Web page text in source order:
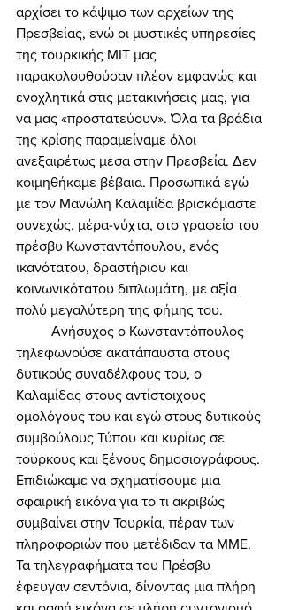
αρχίσει το κάψιμο των αρχείων της
Πρεσβείας, ενώ οι μυστικές υπηρεσίες
της τουρκικής ΜΙΤ μας
παρακολουθούσαν πλέον εμφανώς και
ενοχλητικά στις μετακινήσεις μας, για
να μας «προστατεύουν». Όλα τα βράδια
της κρίσης παραμείναμε όλοι
ανεξαιρέτως μέσα στην Πρεσβεία. Δεν
κοιμηθήκαμε βέβαια. Προσωπικά εγώ
με τον Μανώλη Καλαμίδα βρισκόμαστε
συνεχώς, μέρα-νύχτα, στο γραφείο του
πρέσβυ Κωνσταντόπουλου, ενός
ικανότατου, δραστήριου και
κοινωνικότατου διπλωμάτη, με αξία
πολύ μεγαλύτερη της φήμης του.
τηλεφωνούσε ακατάπαυστα στους
δυτικούς συναδέλφους του, ο
Καλαμίδας στους αντίστοιχους
ομολόγους του και εγώ στους δυτικούς
συμβούλους Τύπου και κυρίως σε
τούρκους και ξένους δημοσιογράφους.
Επιδιώκαμε να σχηματίσουμε μια
σφαιρική εικόνα για το τι ακριβώς
συμβαίνει στην Τουρκία, πέραν των
πληροφοριών που μετέδιδαν τα ΜΜΕ.
Τα τηλεγραφήματα του Πρέσβυ
έφευγαν σεντόνια, δίνοντας μια πλήρη